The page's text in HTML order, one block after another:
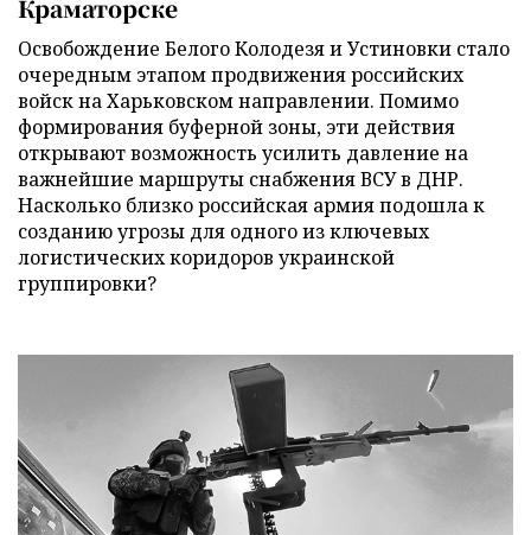
Краматорске
Освобождение Белого Колодезя и Устиновки стало
очередным этапом продвижения российских
войск на Харьковском направлении. Помимо
формирования буферной зоны, эти действия
открывают возможность усилить давление на
важнейшие маршруты снабжения ВСУ в ДНР.
Насколько близко российская армия подошла к
созданию угрозы для одного из ключевых
логистических коридоров украинской
группировки?